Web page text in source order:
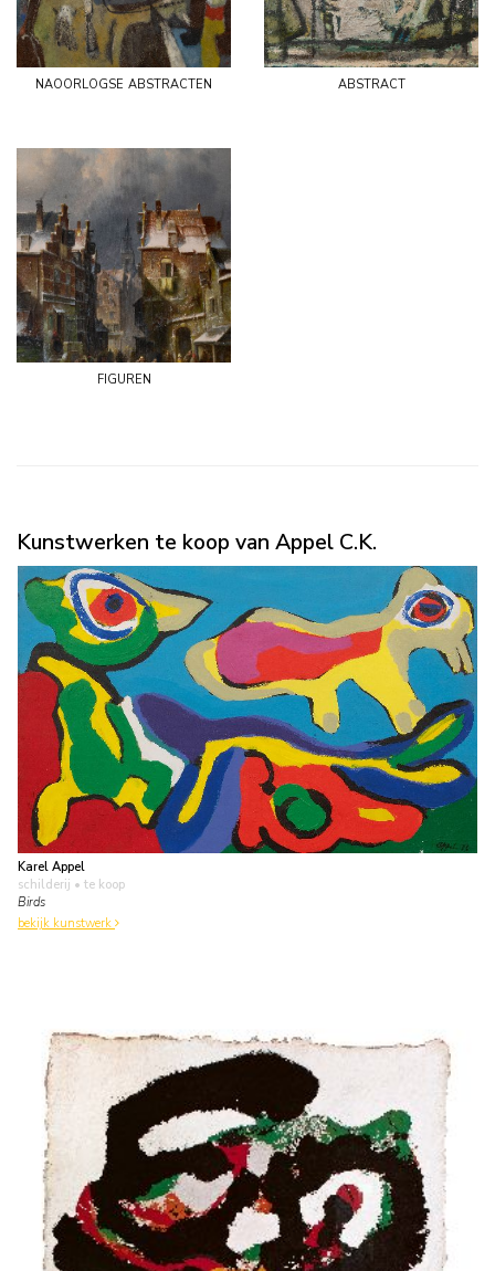
naoorlogse abstracten abstract
figuren
Kunstwerken te koop van Appel C.K.
Karel Appel
schilderij • te koop
Birds
bekijk kunstwerk